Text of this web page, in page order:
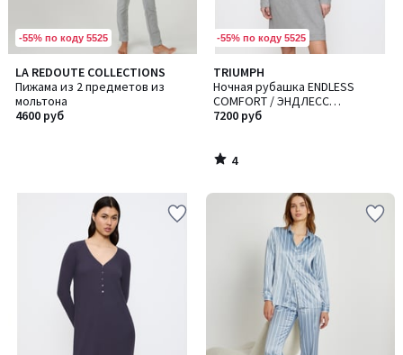
-55% по коду 5525
LA REDOUTE COLLECTIONS
Пижама из 2 предметов из
мольтона
4600 руб
-55% по коду 5525
TRIUMPH
Ночная рубашка ENDLESS
COMFORT / ЭНДЛЕСС
КОМФОРТ
7200 руб
4
/
5
4
/